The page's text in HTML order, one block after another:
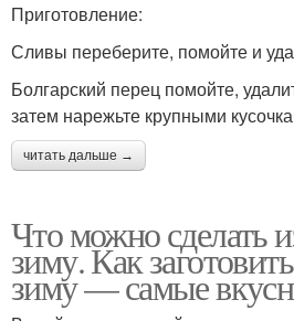
Приготовление:
Сливы переберите, помойте и
Болгарский перец помойте,
затем нарежьте крупными
читать дальше →
Что можно сделать
зиму. Как
зиму — самые